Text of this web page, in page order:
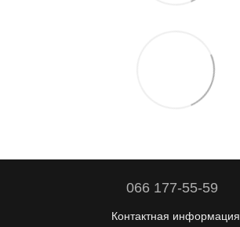
066 177-55-59
Контактная информация